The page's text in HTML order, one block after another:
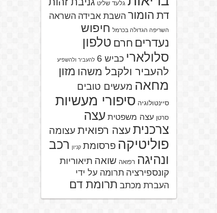
גלעד שליט
דת הומור השבת אבידה השראה
השריפה הגדולה בכרמל חיפוש
נעדרים חרם טלפון
סלולארי כביש 6 להעביר ולהשפיע
להעביר ולקבל משהו מזון
מחאה מעשים טובים
סיינטולוגיה סיפורי מעשיות
סרטן עצה משפטית עצה
צרכנית עצה רפואית עצומה
פוליטיקה פרסומת קניון רכב
ונהיגה רפואה שואה תיאוריות
קונספירציה תרומה על ידי
העברת מכתב תרומת דם